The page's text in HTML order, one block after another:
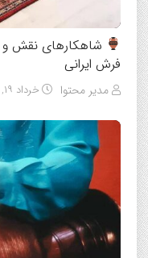
شاهکارهای نقش و
فرش ایرانی
مدیر محتوا خرداد ۱۹, ۱۴۰۵